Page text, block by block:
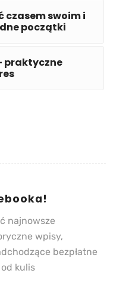
czasem swoim i
początki
praktyczne
najnowsze
wpisy,
bezpłatne
kulis